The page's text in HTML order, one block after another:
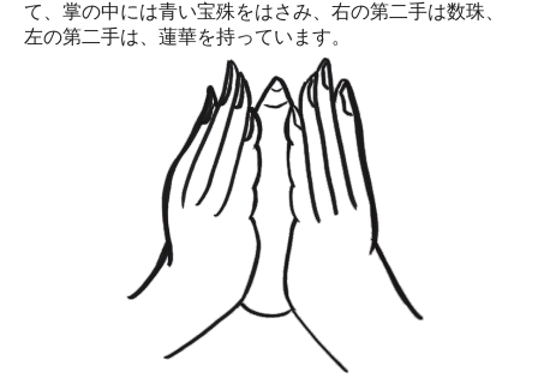
て、掌の中には青い宝殊をはさみ、右の第二手は数珠、
左の第二手は、蓮華を持っています。